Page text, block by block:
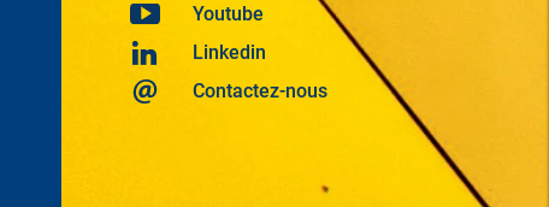
Youtube
Linkedin
Contactez-nous